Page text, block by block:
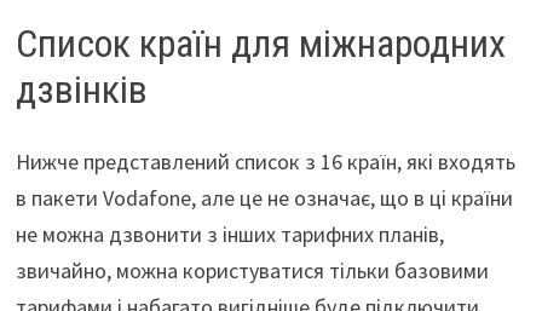
Список країн для міжнародних
дзвінків
Нижче представлений список з 16 країн, які входять
в пакети Vodafone, але це не означає, що в ці країни
не можна дзвонити з інших тарифних планів,
звичайно, можна користуватися тільки базовими